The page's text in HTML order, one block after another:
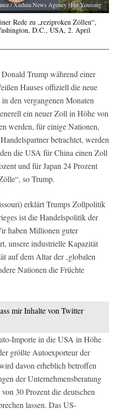
/ Xinhua News Agency | Hu Yousong
Rede zu „reziproken Zöllen“,
D.C., USA, 2. April
Trump während einer
Hauses offiziell die neue
den vergangenen Monaten
ein neuer Zoll in Höhe von
werden, für einige Nationen,
betrachtet, werden
die USA für China einen Zoll
und für Japan 24 Prozent
so Trump.
erklärt Trumps Zollpolitik
ist die Handelspolitik der
haben Millionen guter
unsere industrielle Kapazität
auf dem Altar der ‚globalen
Nationen die Früchte
mir Inhalte von Twitter
Importe in die USA in Höhe
größte Autoexporteur der
davon erheblich betroffen
der Unternehmensberatung
30 Prozent die deutschen
lassen. Das US-